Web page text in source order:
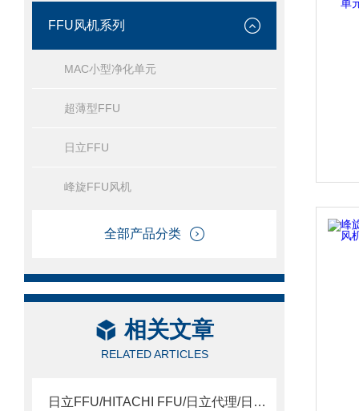
FFU风机系列
MAC小型净化单元
超薄型FFU
日立FFU
峰旋FFU风机
全部产品分类
相关文章
RELATED ARTICLES
日立FFU/HITACHI FFU/日立代理/日立15SSQS